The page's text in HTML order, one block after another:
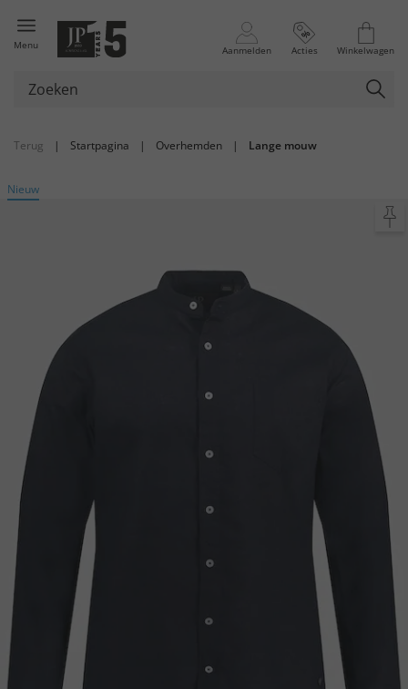
Menu Aanmelden Acties Winkelwagen
Terug | Startpagina | Overhemden | Lange mouw
Nieuw